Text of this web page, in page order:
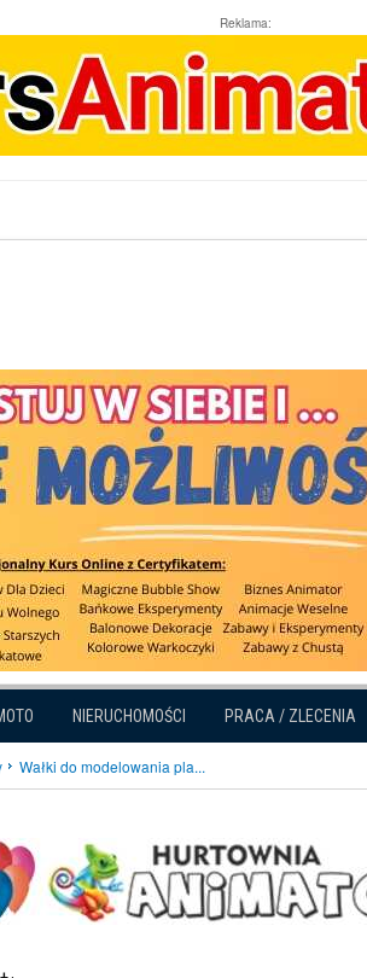
Reklama:
NIERUCHOMOŚCI PRACA / ZLECENIA
Wałki do modelowania pla...